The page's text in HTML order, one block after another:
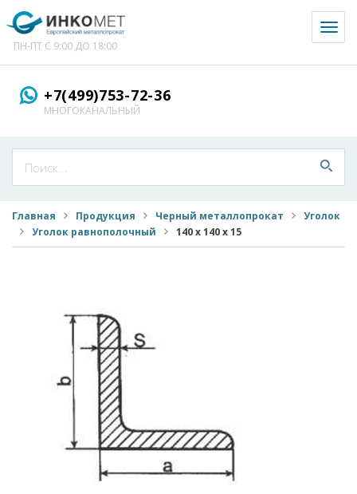
ПН-ПТ С 9:00 ДО 18:00
+7(499)753-72-36
МНОГОКАНАЛЬНЫЙ
Главная Продукция Черный металлопрокат
Уголок
Уголок равнополочный
140 х 140 х 15